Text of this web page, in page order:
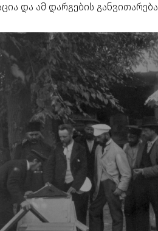
და ამ დარგების